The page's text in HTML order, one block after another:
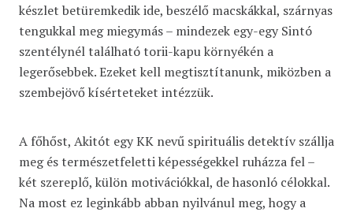
készlet betüremkedik ide, beszélő macskákkal, szárnyas
tengukkal meg miegymás – mindezek egy-egy Sintó
szentélynél található torii-kapu környékén a
legerősebbek. Ezeket kell megtisztítanunk, miközben a
szembejövő kísérteteket intézzük.
A főhőst, Akitót egy KK nevű spirituális detektív szállja
meg és természetfeletti képességekkel ruházza fel –
két szereplő, külön motivációkkal, de hasonló célokkal.
Na most ez leginkább abban nyilvánul meg, hogy a